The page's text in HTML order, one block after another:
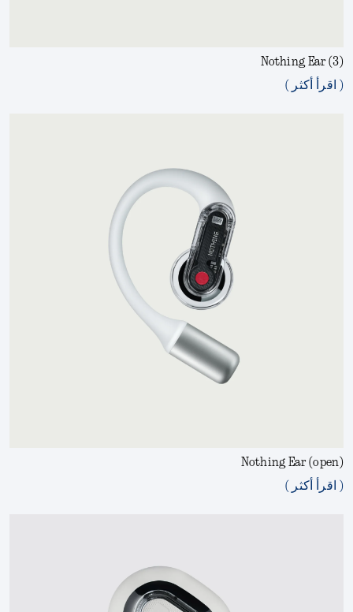
Nothing Ear (3)
( اقرأ أكثر )
Nothing Ear (open)
( اقرأ أكثر )